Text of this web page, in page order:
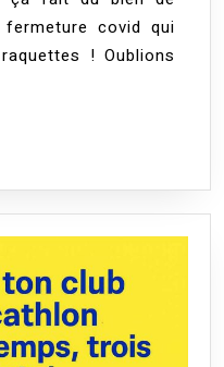
7
octobre
covid qui
! Oublions